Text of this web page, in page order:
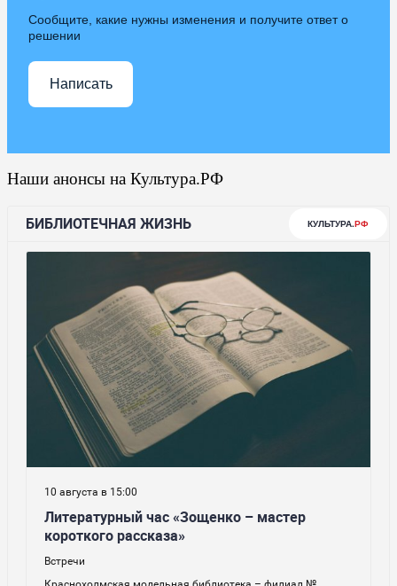
Сообщите, какие нужны изменения и получите ответ о
решении
Написать
Наши анонсы на Культура.РФ